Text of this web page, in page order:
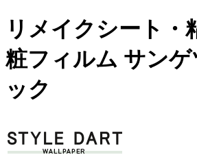
リメイクシート・
粧フィルム サン
ック